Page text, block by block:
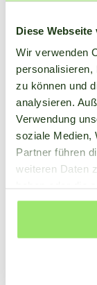
Diese
Wir verwenden
personalisieren,
zu können und
analysieren.
Verwendung
soziale Medien,
Partner führen
weiteren Daten
gesammelt
Schnell